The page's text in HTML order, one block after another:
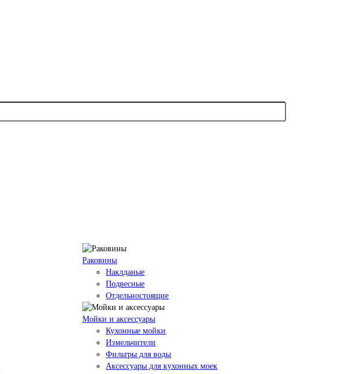
Раковины
Наклданые
Подвесные
Отдельностоящие
Мойки и аксессуары
Кухонные мойки
Измельчители
Фильтры для воды
Аксессуары для кухонных моек